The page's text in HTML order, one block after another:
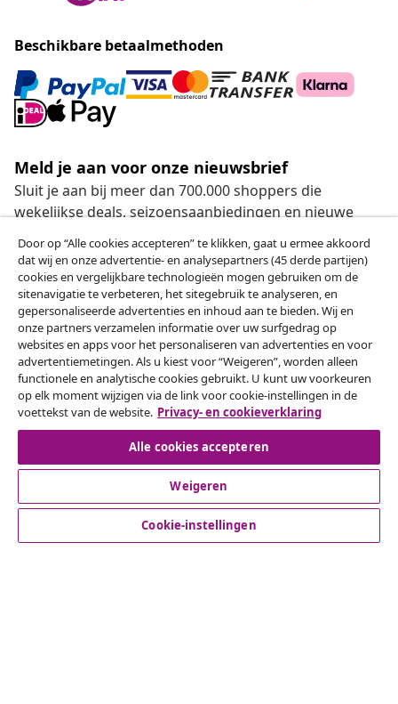
Beschikbare betaalmethoden
Meld je aan voor onze nieuwsbrief
Sluit je aan bij meer dan 700.000 shoppers die
wekelijkse deals, seizoensaanbiedingen en nieuwe
Onze sociale media
Herroeping van de overeenkomst
Een annulering voor je bestelling indienen
Herroeping van de overeenkomst
Klantenservice
Door op “Alle cookies accepteren” te klikken, gaat u ermee akkoord
dat wij en onze advertentie- en analysepartners (45 derde partijen)
cookies en vergelijkbare technologieën mogen gebruiken om de
sitenavigatie te verbeteren, het sitegebruik te analyseren, en
gepersonaliseerde advertenties en inhoud aan te bieden. Wij en
onze partners verzamelen informatie over uw surfgedrag op
websites en apps voor het personaliseren van advertenties en voor
advertentiemetingen. Als u kiest voor “Weigeren”, worden alleen
functionele en analytische cookies gebruikt. U kunt uw voorkeuren
op elk moment wijzigen via de link voor cookie-instellingen in de
voettekst van de website. Privacy- en cookieverklaring
Alle cookies accepteren
Weigeren
Cookie-instellingen